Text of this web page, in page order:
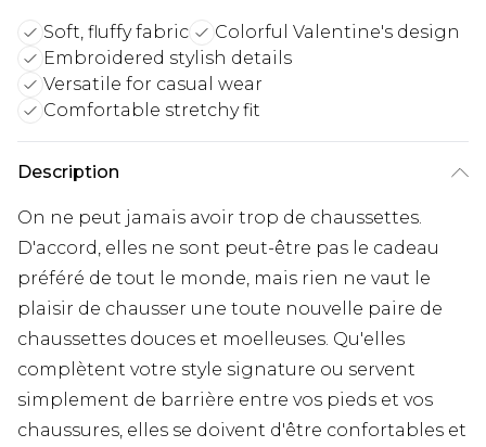
Soft, fluffy fabric
Colorful Valentine's design
Embroidered stylish details
Versatile for casual wear
Comfortable stretchy fit
Description
On ne peut jamais avoir trop de chaussettes.
D'accord, elles ne sont peut-être pas le cadeau
préféré de tout le monde, mais rien ne vaut le
plaisir de chausser une toute nouvelle paire de
chaussettes douces et moelleuses. Qu'elles
complètent votre style signature ou servent
simplement de barrière entre vos pieds et vos
chaussures, elles se doivent d'être confortables et